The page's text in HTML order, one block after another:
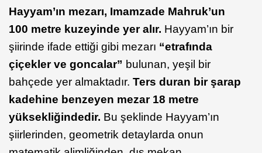
Hayyam’ın mezarı, Imamzade Mahruk’un
100 metre kuzeyinde yer alır. Hayyam’ın bir
şiirinde ifade ettiği gibi mezarı “etrafında
çiçekler ve goncalar” bulunan, yeşil bir
bahçede yer almaktadır. Ters duran bir şarap
kadehine benzeyen mezar 18 metre
yüksekliğindedir. Bu şeklinde Hayyam’ın
şiirlerinden, geometrik detaylarda onun